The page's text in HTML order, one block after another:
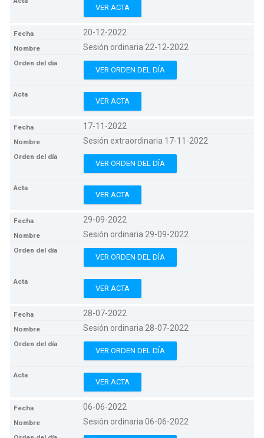
VER ACTA
20-12-2022
Sesión ordinaria 22-12-2022
VER ORDEN DEL DÍA
VER ACTA
17-11-2022
Sesión extraordinaria 17-11-2022
VER ORDEN DEL DÍA
VER ACTA
29-09-2022
Sesión ordinaria 29-09-2022
VER ORDEN DEL DÍA
VER ACTA
28-07-2022
Sesión ordinaria 28-07-2022
VER ORDEN DEL DÍA
VER ACTA
06-06-2022
Sesión ordinaria 06-06-2022